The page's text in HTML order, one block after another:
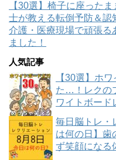
【30選】椅子に座った
士が教える転倒予防＆認
介護・医療現場で頑張る
ました！
人気記事
【30選】ホ
た…！レクの
ワイトボード
毎日脳トレ
は何の日】歯
ず笑顔になる